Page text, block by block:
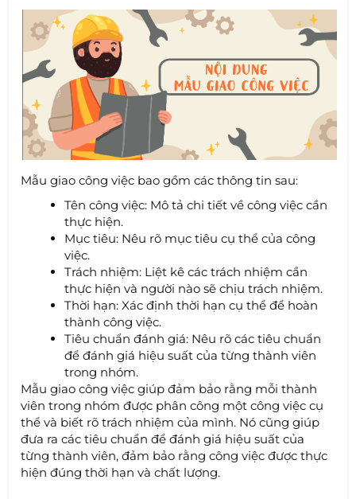
Mẫu giao công việc bao gồm các thông tin sau:
Tên công việc: Mô tả chi tiết về công việc cần
thực hiện.
Mục tiêu: Nêu rõ mục tiêu cụ thể của công
việc.
Trách nhiệm: Liệt kê các trách nhiệm cần
thực hiện và người nào sẽ chịu trách nhiệm.
Thời hạn: Xác định thời hạn cụ thể để hoàn
thành công việc.
Tiêu chuẩn đánh giá: Nêu rõ các tiêu chuẩn
để đánh giá hiệu suất của từng thành viên
trong nhóm.
Mẫu giao công việc giúp đảm bảo rằng mỗi thành
viên trong nhóm được phân công một công việc cụ
thể và biết rõ trách nhiệm của mình. Nó cũng giúp
đưa ra các tiêu chuẩn để đánh giá hiệu suất của
từng thành viên, đảm bảo rằng công việc được thực
hiện đúng thời hạn và chất lượng.